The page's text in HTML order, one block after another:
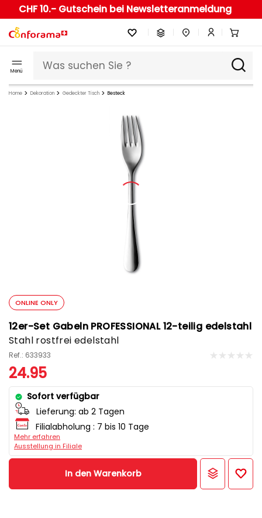
CHF 10.- Gutschein bei Newsletteranmeldung
Menü
Home Dekoration Gedeckter Tisch Besteck
ONLINE ONLY
12er-Set Gabeln PROFESSIONAL 12-teilig edelstahl
Stahl rostfrei edelstahl
Ref.: 633933
24.95
Sofort verfügbar
Lieferung: ab 2 Tagen
Filialabholung : 7 bis 10 Tage
Mehr erfahren
Ausstellung in Filiale
In den Warenkorb